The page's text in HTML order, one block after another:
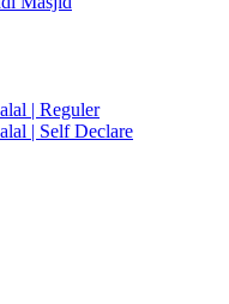
| Reguler
| Self Declare